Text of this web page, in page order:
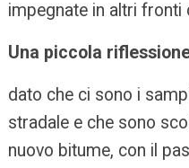
impegnate in altri fronti
Una piccola
dato che ci sono i
stradale e che sono
nuovo bitume, con il